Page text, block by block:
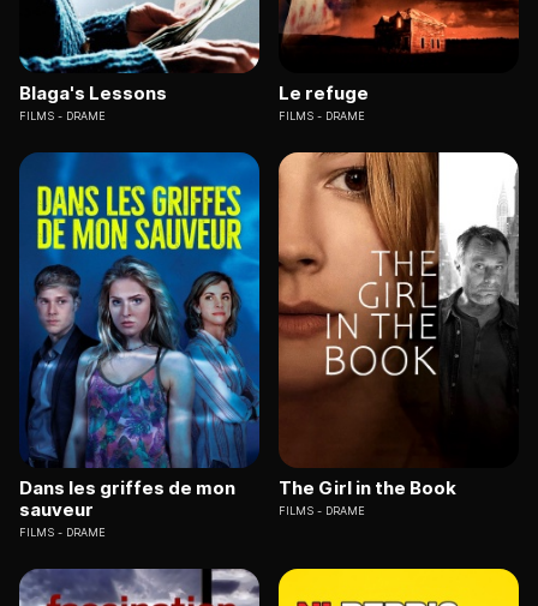
Blaga's Lessons
FILMS DRAME
Le refuge
FILMS DRAME
Dans les griffes de mon
sauveur
FILMS DRAME
The Girl in the Book
FILMS DRAME